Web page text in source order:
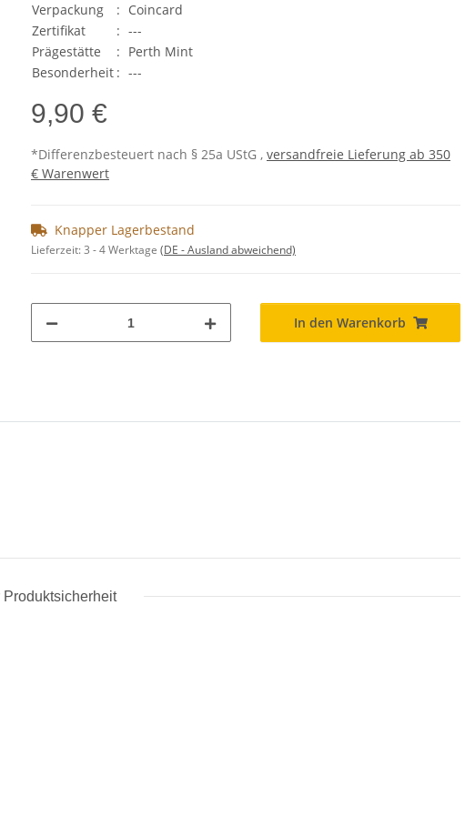
Verpackung
: Coincard
Zertifikat
: ---
Prägestätte
: Perth Mint
Besonderheit : ---
9,90 €
*Differenzbesteuert nach § 25a UStG , versandfreie Lieferung ab 350
€ Warenwert
Knapper Lagerbestand
Lieferzeit:3 - 4 Werktage (DE - Ausland abweichend)
In den Warenkorb